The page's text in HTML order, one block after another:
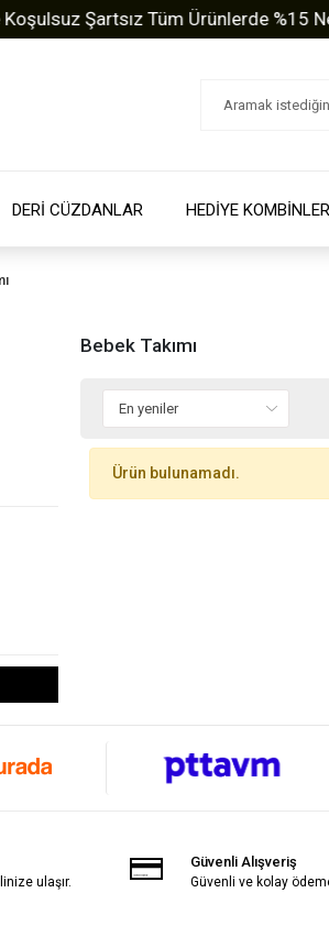
Şartsız Tüm Ürünlerde %15 Net
DERİ CÜZDANLAR HEDİYE
Bebek Takımı
Ürün bulunamadı.
ulaşır.
Güvenli Alışveriş
Güvenli ve kolay